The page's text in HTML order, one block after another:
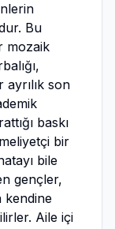
Bu
mozaik
ayrılık son
baskı
bir
bile
gençler,
kendine
Aile içi